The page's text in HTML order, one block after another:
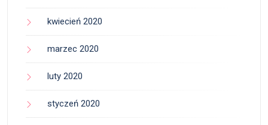
kwiecień 2020
marzec 2020
luty 2020
styczeń 2020